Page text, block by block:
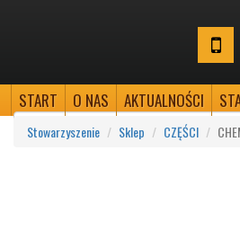
START O NAS AKTUALNOŚCI
Stowarzyszenie Sklep CZĘŚCI